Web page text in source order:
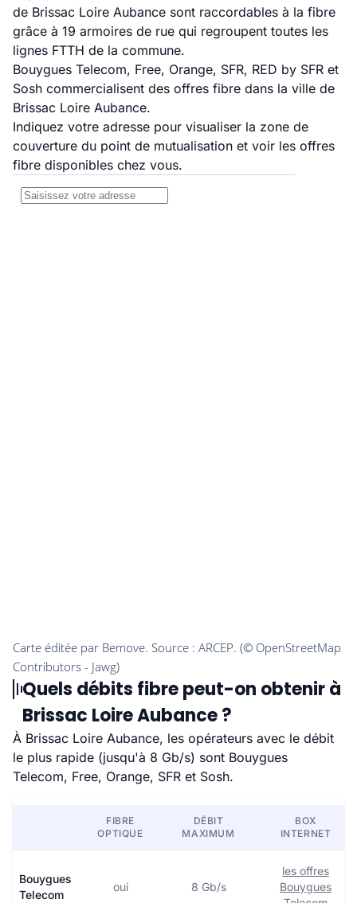
de Brissac Loire Aubance sont raccordables à la fibre
grâce à 19 armoires de rue qui regroupent toutes les
lignes FTTH de la commune.
Bouygues Telecom, Free, Orange, SFR, RED by SFR et
Sosh commercialisent des offres fibre dans la ville de
Brissac Loire Aubance.
Indiquez votre adresse pour visualiser la zone de
couverture du point de mutualisation et voir les offres
fibre disponibles chez vous.
Quels débits fibre peut-on obtenir à
Brissac Loire Aubance ?
À Brissac Loire Aubance, les opérateurs avec le débit
le plus rapide (jusqu'à 8 Gb/s) sont Bouygues
Telecom, Free, Orange, SFR et Sosh.
FIBRE
OPTIQUE
DÉBIT
MAXIMUM
BOX
INTERNET
Bouygues
Telecom
oui 8 Gb/s
les offres
Bouygues